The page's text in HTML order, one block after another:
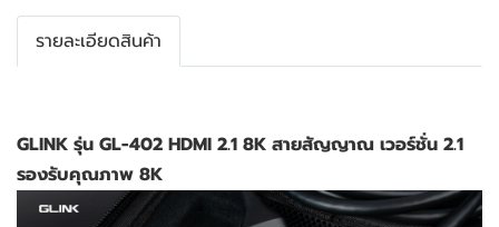
รายละเอียดสินค้า
GLINK รุ่น GL-402 HDMI 2.1 8K สายสัญญาณ เวอร์ชั่น 2.1
รองรับคุณภาพ 8K